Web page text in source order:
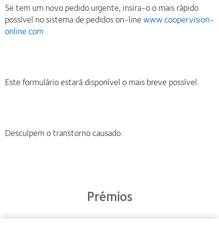
Se tem um novo pedido urgente, insira-o o mais rápido
possível no sistema de pedidos on-linewww.coopervision-
online.com
Este formulário estará disponível o mais breve possível.
Desculpem o transtorno causado.
Prémios